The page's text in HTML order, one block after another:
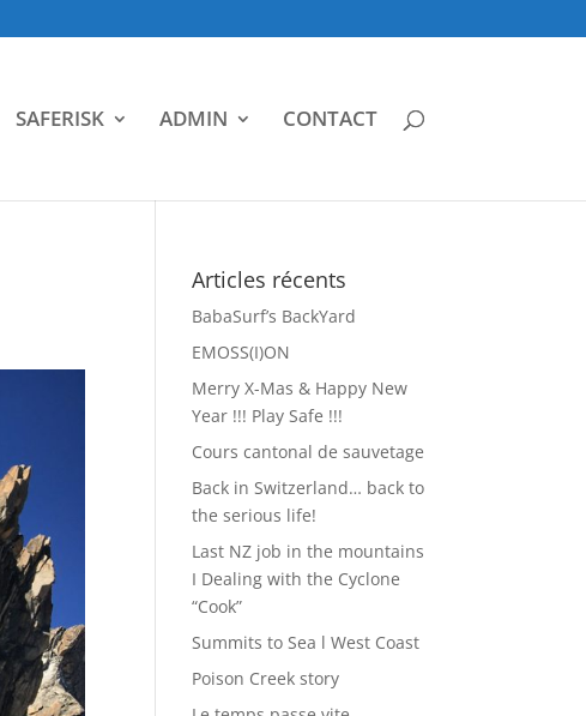
SAFERISK ADMIN CONTACT
Articles récents
BabaSurf’s BackYard
EMOSS(I)ON
Merry X-Mas & Happy New
Year !!! Play Safe !!!
Cours cantonal de sauvetage
Back in Switzerland… back to
the serious life!
Last NZ job in the mountains
I Dealing with the Cyclone
“Cook”
Summits to Sea l West Coast
Poison Creek story